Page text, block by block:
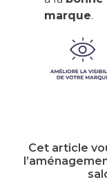
marque.
Cet article